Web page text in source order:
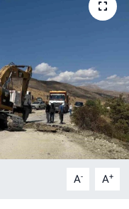
A- A+